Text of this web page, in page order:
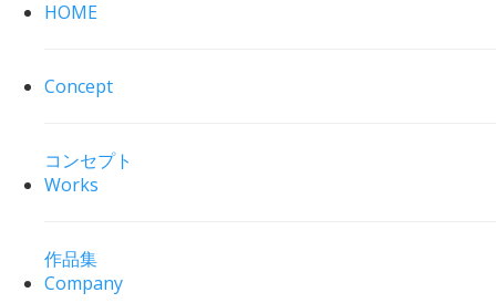
HOME
Concept
コンセプト
Works
作品集
Company